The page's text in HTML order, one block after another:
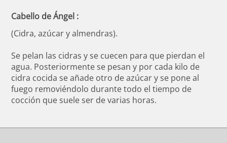
Cabello de Ángel :
(Cidra, azúcar y almendras).
Se pelan las cidras y se cuecen para que pierdan el
agua. Posteriormente se pesan y por cada kilo de
cidra cocida se añade otro de azúcar y se pone al
fuego removiéndolo durante todo el tiempo de
cocción que suele ser de varias horas.